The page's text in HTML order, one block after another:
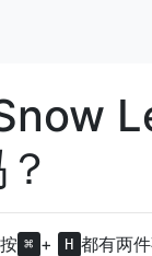
⌘ + H 都有两